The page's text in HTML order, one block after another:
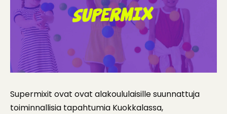
Supermixit ovat ovat alakoululaisille suunnattuja
toiminnallisia tapahtumia Kuokkalassa,